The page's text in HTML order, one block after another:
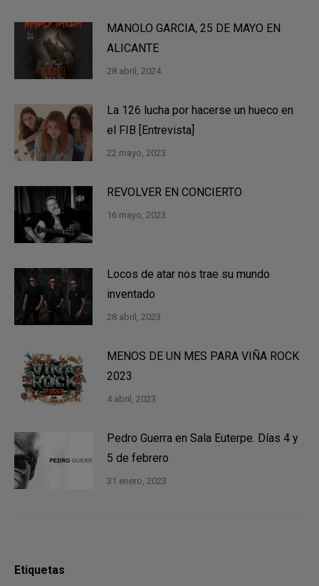
MANOLO GARCIA, 25 DE MAYO EN
ALICANTE
28 abril, 2024
La 126 lucha por hacerse un hueco en
el FIB [Entrevista]
22 mayo, 2023
REVOLVER EN CONCIERTO
16 mayo, 2023
Locos de atar nos trae su mundo
inventado
28 abril, 2023
MENOS DE UN MES PARA VIÑA ROCK
2023
4 abril, 2023
Pedro Guerra en Sala Euterpe. Días 4 y
5 de febrero
31 enero, 2023
Etiquetas